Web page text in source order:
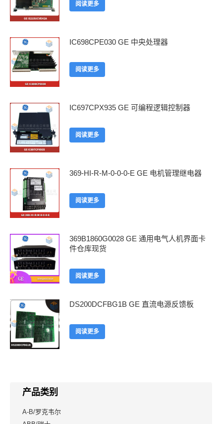
阅读更多
IC698CPE030 GE 中央处理器
阅读更多
IC697CPX935 GE 可编程逻辑控制器
阅读更多
369-HI-R-M-0-0-0-E GE 电机管理继电器
阅读更多
369B1860G0028 GE 通用电气人机界面卡
件仓库现货
阅读更多
DS200DCFBG1B GE 直流电源反馈板
阅读更多
产品类别
A-B/罗克韦尔